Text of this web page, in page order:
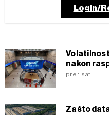
Login/
nakon
pre 1 sat
Zašto